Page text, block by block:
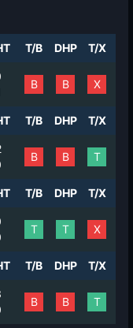
T/B DHP T/X
B B X
T/B DHP T/X
B B T
T/B DHP T/X
T T X
T/B DHP T/X
B B T